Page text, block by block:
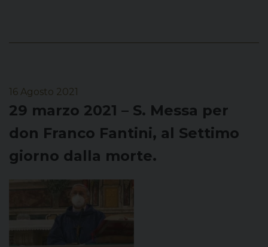
16 Agosto 2021
29 marzo 2021 – S. Messa per
don Franco Fantini, al Settimo
giorno dalla morte.